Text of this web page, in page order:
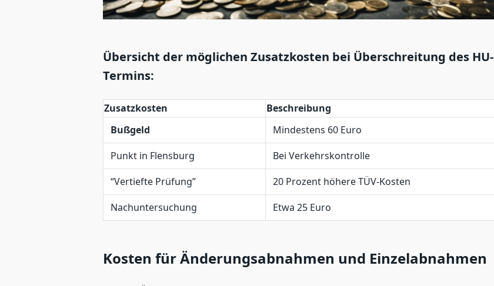
Übersicht der möglichen Zusatzkosten bei Überschreitung des HU-
Termins:
Zusatzkosten
Beschreibung
Bußgeld
Mindestens 60 Euro
Punkt in Flensburg
Bei Verkehrskontrolle
“Vertiefte Prüfung”
20 Prozent höhere TÜV-Kosten
Nachuntersuchung
Etwa 25 Euro
Kosten für Änderungsabnahmen und Einzelabnahmen